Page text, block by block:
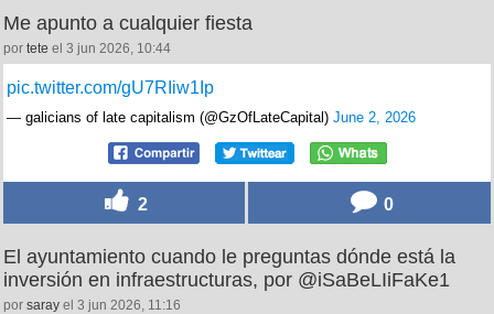
Me apunto a cualquier fiesta
por tete el 3 jun 2026, 10:44
pic.twitter.com/gU7RIiw1Ip
— galicians of late capitalism (@GzOfLateCapital) June 2, 2026
2 0
El ayuntamiento cuando le preguntas dónde está la
inversión en infraestructuras, por @iSaBeLIiFaKe1
por saray el 3 jun 2026, 11:16